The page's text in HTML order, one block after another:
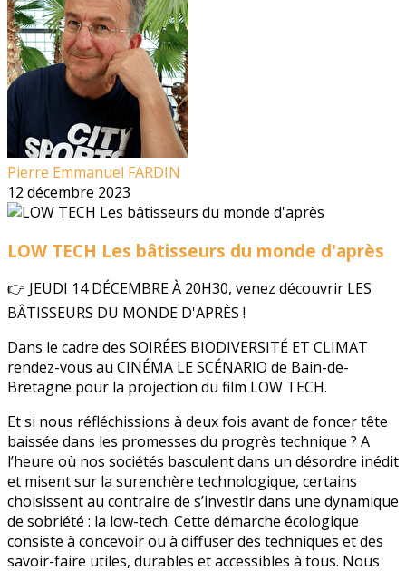
Pierre Emmanuel FARDIN
12 décembre 2023
LOW TECH Les bâtisseurs du monde d'après
👉 JEUDI 14 DÉCEMBRE À 20H30, venez découvrir LES
BÂTISSEURS DU MONDE D'APRÈS !
Dans le cadre des SOIRÉES BIODIVERSITÉ ET CLIMAT
rendez-vous au CINÉMA LE SCÉNARIO de Bain-de-
Bretagne pour la projection du film LOW TECH.
Et si nous réfléchissions à deux fois avant de foncer tête
baissée dans les promesses du progrès technique ? A
l’heure où nos sociétés basculent dans un désordre inédit
et misent sur la surenchère technologique, certains
choisissent au contraire de s’investir dans une dynamique
de sobriété : la low-tech. Cette démarche écologique
consiste à concevoir ou à diffuser des techniques et des
savoir-faire utiles, durables et accessibles à tous. Nous